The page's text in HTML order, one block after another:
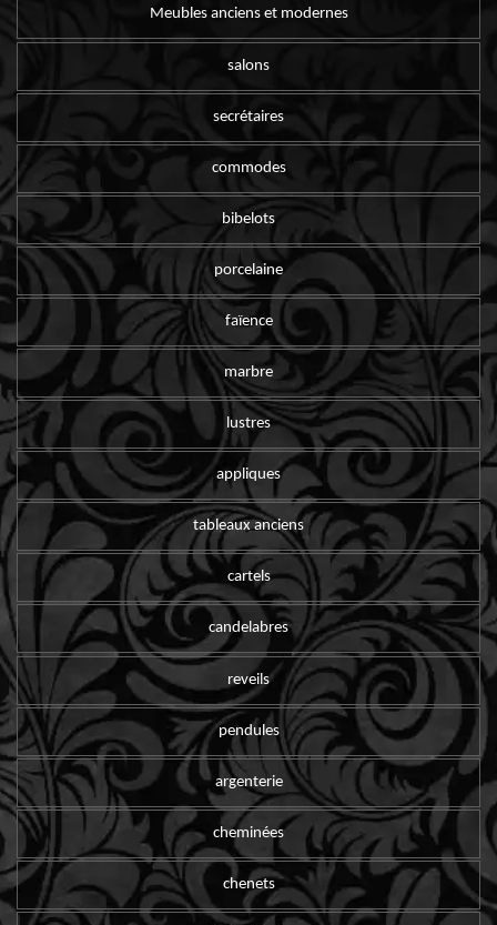
Meubles anciens et modernes
salons
secrétaires
commodes
bibelots
porcelaine
faïence
marbre
lustres
appliques
tableaux anciens
cartels
candelabres
reveils
pendules
argenterie
cheminées
chenets